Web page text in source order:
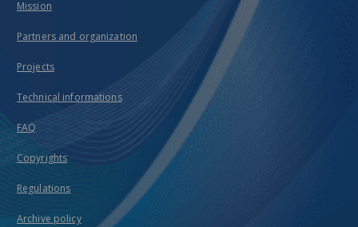
Mission
Partners and organization
Projects
Technical informations
FAQ
Copyrights
Regulations
Archive policy